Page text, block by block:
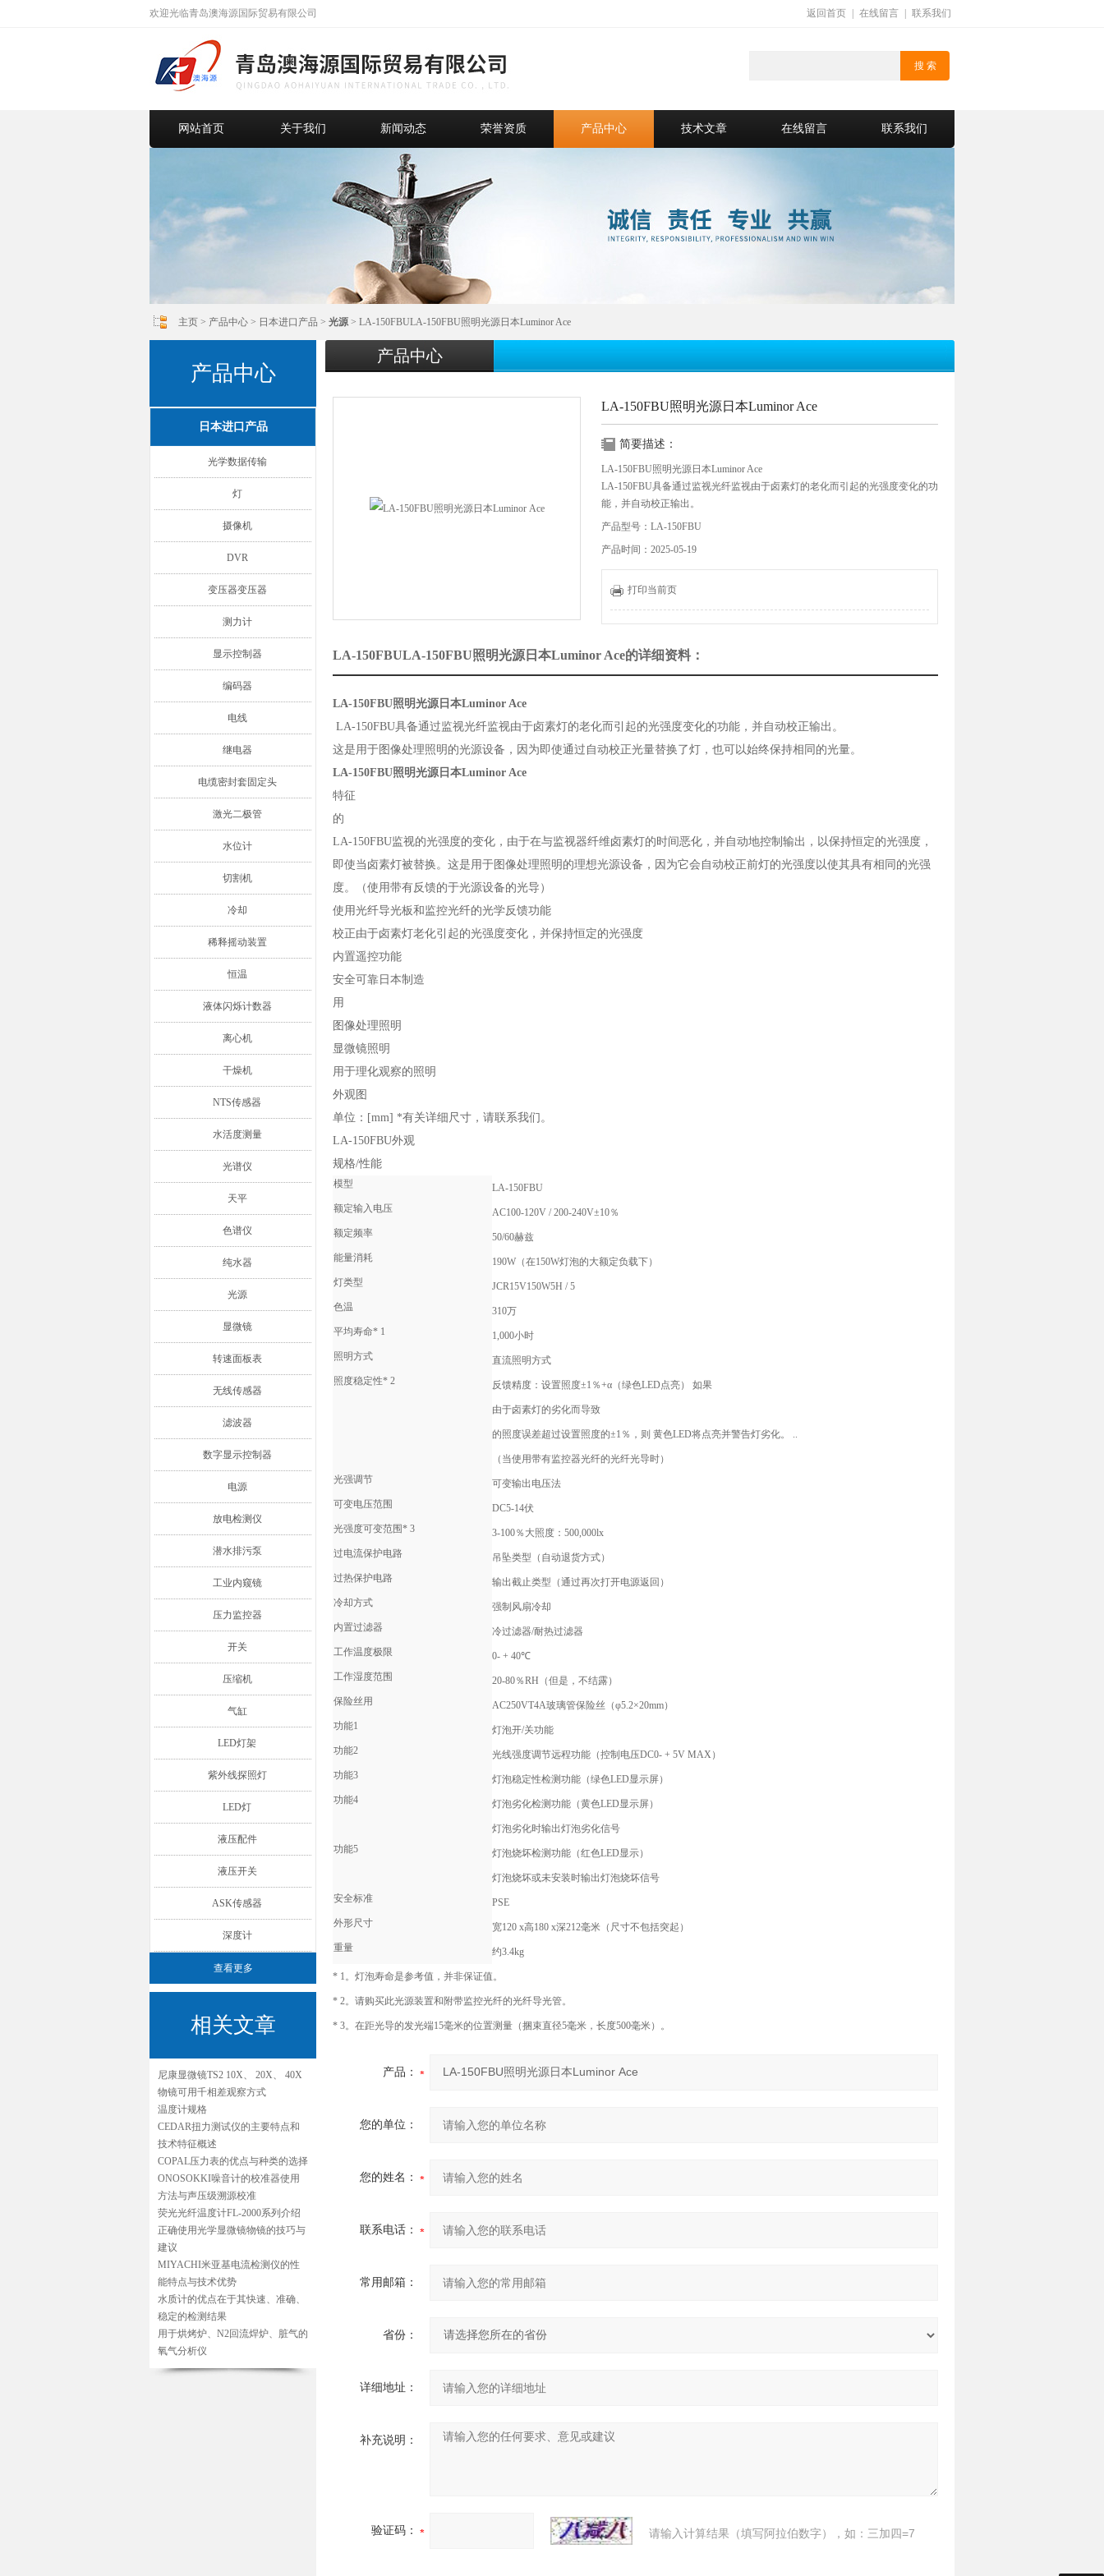
欢迎光临青岛澳海源国际贸易有限公司 返回首页 在线留言 联系我们
网站首页 关于我们 新闻动态 荣誉资质 产品中心 技术文章 在线留言 联系我们
主页 > 产品中心 > 日本进口产品 > 光源> LA-150FBULA-150FBU照明光源日本Luminor Ace
产品中心
日本进口产品
光学数据传输
灯
摄像机
DVR
变压器变压器
测力计
显示控制器
编码器
电线
继电器
电缆密封套固定头
激光二极管
水位计
切割机
冷却
稀释摇动装置
恒温
液体闪烁计数器
离心机
干燥机
NTS传感器
水活度测量
光谱仪
天平
色谱仪
纯水器
光源
显微镜
转速面板表
无线传感器
滤波器
数字显示控制器
电源
放电检测仪
潜水排污泵
工业内窥镜
压力监控器
开关
压缩机
气缸
LED灯架
紫外线探照灯
LED灯
液压配件
液压开关
ASK传感器
深度计
查看更多
相关文章
尼康显微镜TS2 10X、 20X、 40X
物镜可用千相差观察方式
温度计规格
CEDAR扭力测试仪的主要特点和
技术特征概述
COPAL压力表的优点与种类的选择
ONOSOKKI噪音计的校准器使用
方法与声压级溯源校准
荧光光纤温度计FL-2000系列介绍
正确使用光学显微镜物镜的技巧与
建议
MIYACHI米亚基电流检测仪的性
能特点与技术优势
水质计的优点在于其快速、准确、
稳定的检测结果
用于烘烤炉、N2回流焊炉、脏气的
氧气分析仪
产品中心
LA-150FBU照明光源日本Luminor Ace
简要描述：
LA-150FBU照明光源日本Luminor Ace
LA-150FBU具备通过监视光纤监视由于卤素灯的老化而引起的光强度变化的功
能，并自动校正输出。
这是用于图像处理照明的佳光源设备，因为即使通过自动校正光量替换了灯，
产品型号：LA-150FBU
产品时间：2025-05-19
打印当前页
LA-150FBULA-150FBU照明光源日本Luminor Ace的详细资料：
LA-150FBU照明光源日本Luminor Ace
LA-150FBU具备通过监视光纤监视由于卤素灯的老化而引起的光强度变化的功能，并自动校正输出。
这是用于图像处理照明的光源设备，因为即使通过自动校正光量替换了灯，也可以始终保持相同的光量。
LA-150FBU照明光源日本Luminor Ace
特征
的
LA-150FBU监视的光强度的变化，由于在与监视器纤维卤素灯的时间恶化，并自动地控制输出，以保持恒定的光强度，
即使当卤素灯被替换。这是用于图像处理照明的理想光源设备，因为它会自动校正前灯的光强度以使其具有相同的光强
度。（使用带有反馈的于光源设备的光导）
使用光纤导光板和监控光纤的光学反馈功能
校正由于卤素灯老化引起的光强度变化，并保持恒定的光强度
内置遥控功能
安全可靠日本制造
用
图像处理照明
显微镜照明
用于理化观察的照明
外观图
单位：[mm] *有关详细尺寸，请联系我们。
LA-150FBU外观
规格/性能
模型
LA-150FBU
额定输入电压
AC100-120V / 200-240V±10％
额定频率
50/60赫兹
能量消耗
190W（在150W灯泡的大额定负载下）
灯类型
JCR15V150W5H / 5
色温
310万
平均寿命* 1
1,000小时
照明方式
直流照明方式
照度稳定性* 2
反馈精度：设置照度±1％+α（绿色LED点亮） 如果
由于卤素灯的劣化而导致
的照度误差超过设置照度的±1％，则 黄色LED将点亮并警告灯劣化。 ..
（当使用带有监控器光纤的光纤光导时）
光强调节
可变输出电压法
可变电压范围
DC5-14伏
光强度可变范围* 3
3-100％大照度：500,000lx
过电流保护电路
吊坠类型（自动退货方式）
过热保护电路
输出截止类型（通过再次打开电源返回）
冷却方式
强制风扇冷却
内置过滤器
冷过滤器/耐热过滤器
工作温度极限
0- + 40℃
工作湿度范围
20-80％RH（但是，不结露）
保险丝用
AC250VT4A玻璃管保险丝（φ5.2×20mm）
功能1
灯泡开/关功能
功能2
光线强度调节远程功能（控制电压DC0- + 5V MAX）
功能3
灯泡稳定性检测功能（绿色LED显示屏）
功能4
灯泡劣化检测功能（黄色LED显示屏）
灯泡劣化时输出灯泡劣化信号
功能5
灯泡烧坏检测功能（红色LED显示）
灯泡烧坏或未安装时输出灯泡烧坏信号
安全标准
PSE
外形尺寸
宽120 x高180 x深212毫米（尺寸不包括突起）
重量
约3.4kg
* 1。灯泡寿命是参考值，并非保证值。
* 2。请购买此光源装置和附带监控光纤的光纤导光管。
* 3。在距光导的发光端15毫米的位置测量（捆束直径5毫米，长度500毫米）。
产品：
您的单位：
您的姓名：
联系电话：
常用邮箱：
省份：
详细地址：
补充说明：
验证码： 请输入计算结果（填写阿拉伯数字），如：三加四=7